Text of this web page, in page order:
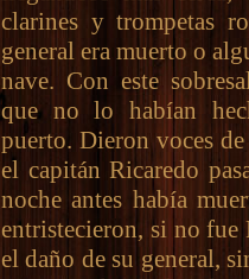
clarines y trompetas
general era muerto o
nave. Con este
que no lo habían
puerto. Dieron voces
el capitán Ricaredo
noche antes había
entristecieron, si no fue
el daño de su general,